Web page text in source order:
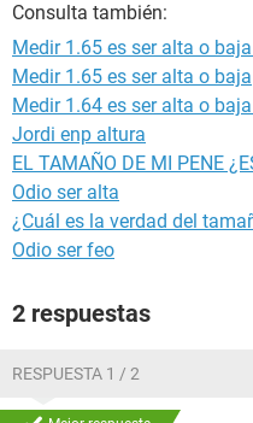
Consulta también:
Medir 1.65 es ser alta o
Medir 1.65 es ser alta o baja
Medir 1.64 es ser alta o
Jordi enp altura
EL TAMAÑO DE MI PENE
Odio ser alta
¿Cuál es la verdad del
Odio ser feo
2 respuestas
RESPUESTA 1 / 2